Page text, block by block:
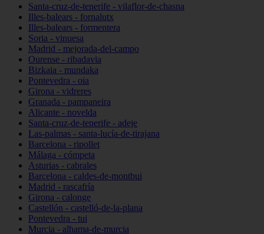
Santa-cruz-de-tenerife - vilaflor-de-chasna
Illes-balears - fornalutx
Illes-balears - formentera
Soria - vinuesa
Madrid - mejorada-del-campo
Ourense - ribadavia
Bizkaia - mundaka
Pontevedra - oia
Girona - vidreres
Granada - pampaneira
Alicante - novelda
Santa-cruz-de-tenerife - adeje
Las-palmas - santa-lucía-de-tirajana
Barcelona - ripollet
Málaga - cómpeta
Asturias - cabrales
Barcelona - caldes-de-montbui
Madrid - rascafría
Girona - calonge
Castellón - castelló-de-la-plana
Pontevedra - tui
Murcia - alhama-de-murcia